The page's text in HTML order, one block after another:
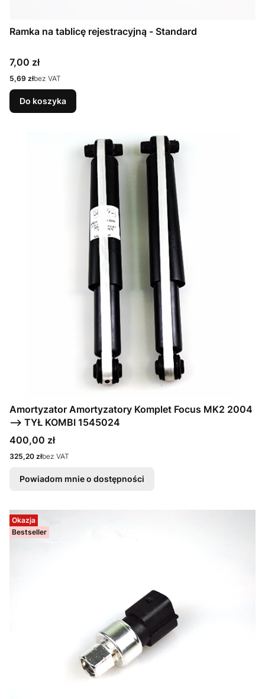
Ramka na tablicę rejestracyjną - Standard
Cena
7,00 zł
Cena
5,69 złbez VAT
Do koszyka
Amortyzator Amortyzatory Komplet Focus MK2 2004
--> TYŁ KOMBI 1545024
Cena
400,00 zł
Cena
325,20 złbez VAT
Powiadom mnie o dostępności
Okazja
Bestseller